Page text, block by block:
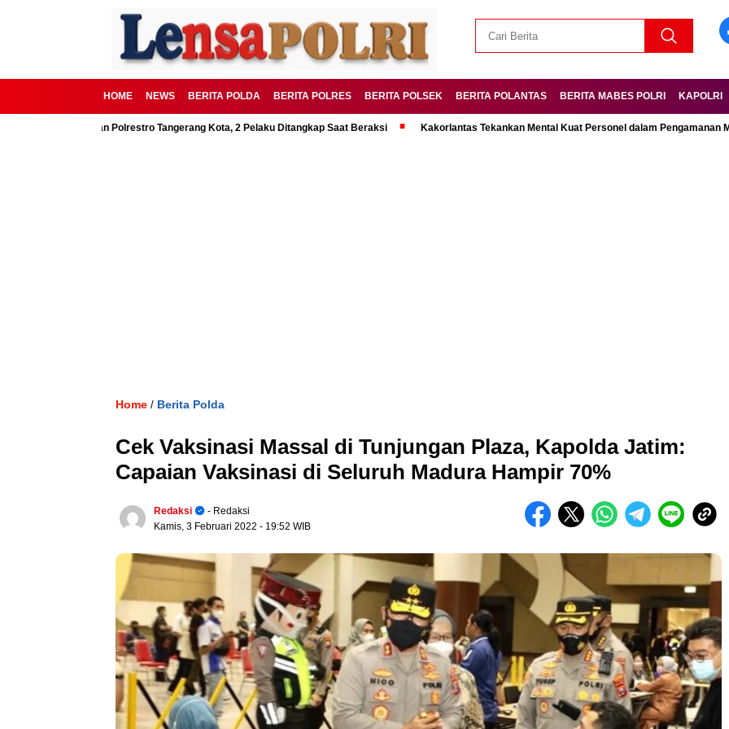
HOME NEWS BERITA POLDA BERITA POLRES BERITA POLSEK BERITA POLANTAS BERITA MABES POLRI KAPOLRI
Digagalkan Polrestro Tangerang Kota, 2 Pelaku Ditangkap Saat Beraksi Kakorlantas Tekankan Mental Kuat Personel dalam Pengamanan Mudik
Home / Berita Polda
Cek Vaksinasi Massal di Tunjungan Plaza, Kapolda Jatim:
Capaian Vaksinasi di Seluruh Madura Hampir 70%
Redaksi
- Redaksi
Kamis, 3 Februari 2022 - 19:52 WIB